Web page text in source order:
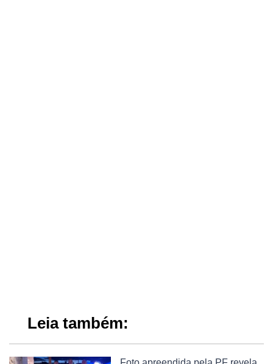
Leia também: